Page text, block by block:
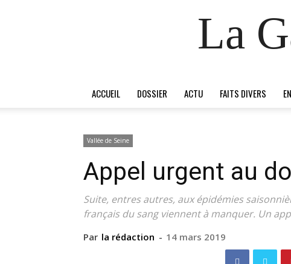
La
ACCUEIL DOSSIER ACTU FAITS DIVERS
Vallée de Seine
Appel urgent au
Suite, entres autres, aux épidémies
français du sang viennent à manquer. Un
Par la rédaction - 14 mars 2019